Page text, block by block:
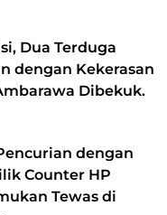
Dua Terduga
dengan Kekerasan
Dibekuk.
dengan
Counter HP
Tewas di